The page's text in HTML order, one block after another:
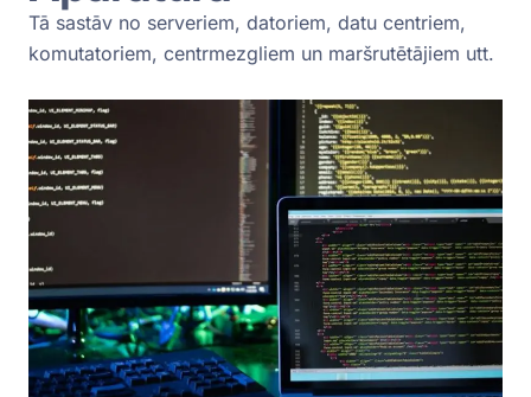
Tā sastāv no serveriem, datoriem, datu centriem,
komutatoriem, centrmezgliem un maršrutētājiem utt.